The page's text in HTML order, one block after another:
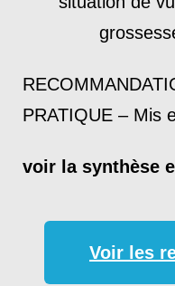
PRATIQUE – Mis
voir la synthèse
Voir les